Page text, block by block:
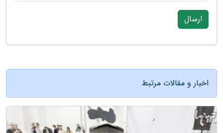
ارسال
اخبار و مقالات مرتبط